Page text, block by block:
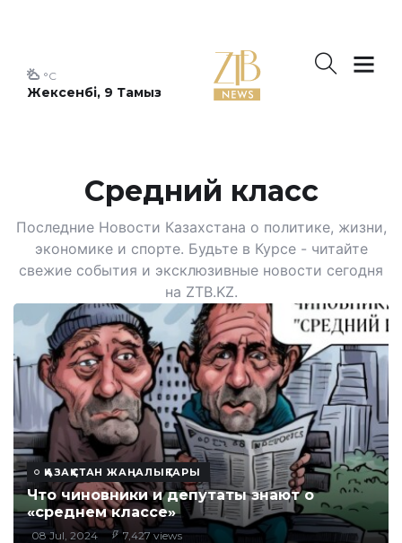
Жексенбі, 9 Тамыз
°C
Средний класс
Последние Новости Казахстана о политике, жизни,
экономике и спорте. Будьте в Курсе - читайте
свежие события и эксклюзивные новости сегодня
на ZTB.KZ.
ҚАЗАҚСТАН ЖАҢАЛЫҚТАРЫ
Что чиновники и депутаты знают о
«среднем классе»
08 Jul, 2024 7,427 views